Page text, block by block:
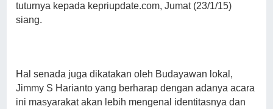
tuturnya kepada kepriupdate.com, Jumat (23/1/15)
siang.
Hal senada juga dikatakan oleh Budayawan lokal,
Jimmy S Harianto yang berharap dengan adanya acara
ini masyarakat akan lebih mengenal identitasnya dan